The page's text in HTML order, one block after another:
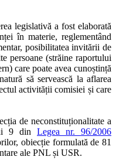
legislativă a fost elaborată
în materie, reglementând
posibilitatea invitării de
persoane (străine raportului
care poate avea cunoștință
să servească la aflarea
activității comisiei și care
de neconstituționalitate a
9 din Legea nr. 96/2006
obiecție formulată de 81
ale PNL și USR.